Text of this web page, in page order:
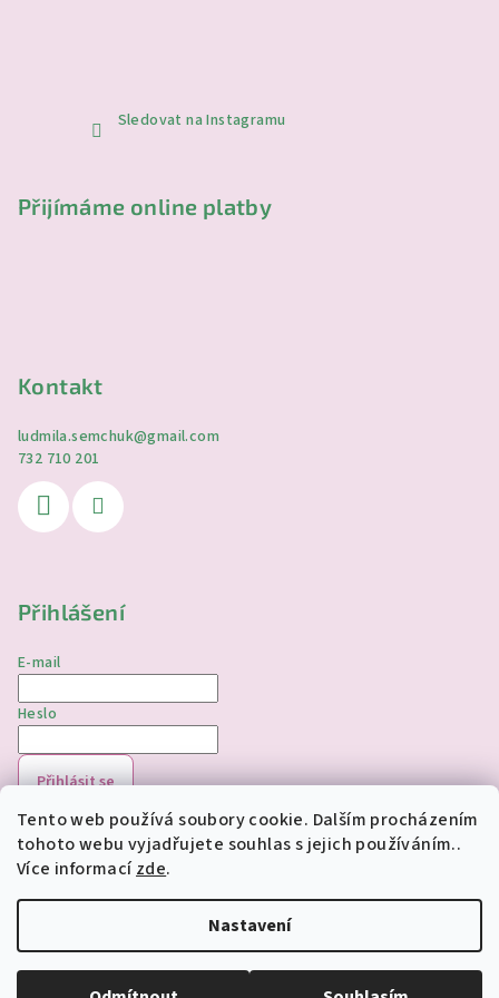
Tento web používá soubory cookie. Dalším procházením
tohoto webu vyjadřujete souhlas s jejich používáním..
Více informacízde.
Nastavení
Sledovat na Instagramu
Přijímáme online platby
Kontakt
ludmila.semchuk@gmail.com
732 710 201
Přihlášení
E-mail
Heslo
Přihlásit se
Nová registraceZapomenuté heslo
Copyright 2026jednorozciverivnas.cz. Všechna práva
Upravit nastavení cookies
Vytvořil Shoptet